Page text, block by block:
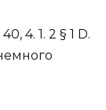
4. 1. 2 § 1 D.